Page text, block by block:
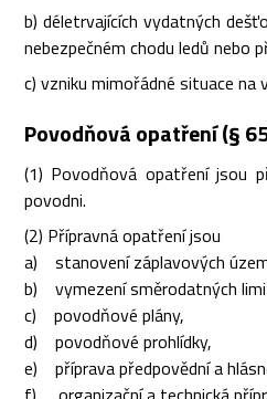
b) déletrvajících vydatných
nebezpečném chodu ledů nebo
c) vzniku mimořádné situace na
Povodňová opatření (§
(1) Povodňová opatření jsou
povodni.
(2) Přípravná opatření jsou
a) stanovení záplavových
b) vymezení směrodatných
c) povodňové plány,
d) povodňové prohlídky,
e) příprava předpovědní a